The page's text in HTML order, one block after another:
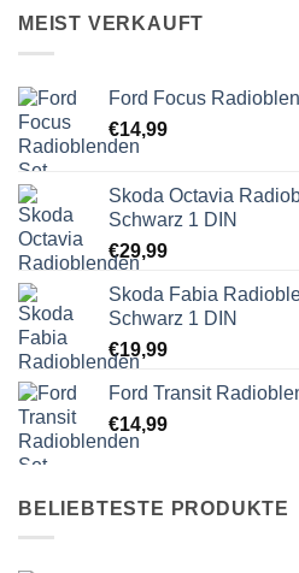
MEIST VERKAUFT
Ford Focus
€14,99
Skoda Octavia
Schwarz 1 DIN
€29,99
Skoda Fabia
Schwarz 1 DIN
€19,99
Ford Transit
€14,99
BELIEBTESTE PRODUKTE